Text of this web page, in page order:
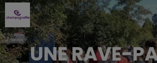
UNE RAVE-